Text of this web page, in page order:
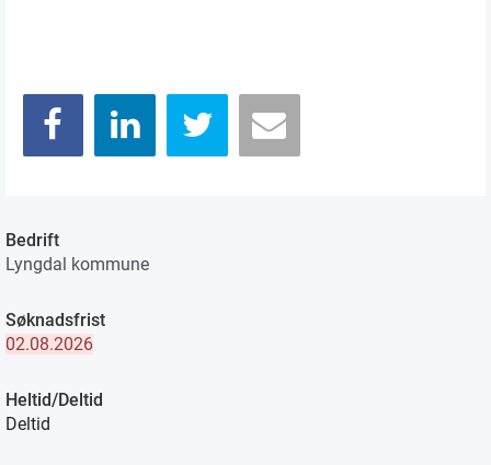
Bedrift
Lyngdal kommune
Søknadsfrist
02.08.2026
Heltid/Deltid
Deltid